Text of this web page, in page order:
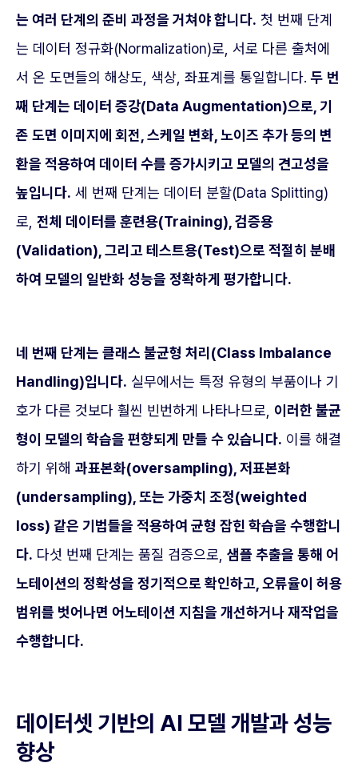
는 여러 단계의 준비 과정을 거쳐야 합니다. 첫 번째 단계
는 데이터 정규화(Normalization)로, 서로 다른 출처에
서 온 도면들의 해상도, 색상, 좌표계를 통일합니다.두 번
째 단계는 데이터 증강(Data Augmentation)으로, 기
존 도면 이미지에 회전, 스케일 변화, 노이즈 추가 등의 변
환을 적용하여 데이터 수를 증가시키고 모델의 견고성을
높입니다. 세 번째 단계는 데이터 분할(Data Splitting)
로, 전체 데이터를 훈련용(Training), 검증용
(Validation), 그리고 테스트용(Test)으로 적절히 분배
하여 모델의 일반화 성능을 정확하게 평가합니다.
네 번째 단계는 클래스 불균형 처리(Class Imbalance
Handling)입니다. 실무에서는 특정 유형의 부품이나 기
호가 다른 것보다 훨씬 빈번하게 나타나므로, 이러한 불균
형이 모델의 학습을 편향되게 만들 수 있습니다. 이를 해결
하기 위해 과표본화(oversampling), 저표본화
(undersampling), 또는 가중치 조정(weighted
loss) 같은 기법들을 적용하여 균형 잡힌 학습을 수행합니
다. 다섯 번째 단계는 품질 검증으로, 샘플 추출을 통해 어
노테이션의 정확성을 정기적으로 확인하고, 오류율이 허용
범위를 벗어나면 어노테이션 지침을 개선하거나 재작업을
수행합니다.
데이터셋 기반의 AI 모델 개발과 성능
향상